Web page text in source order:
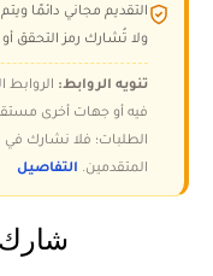
التقديم مجاني دائمًا
ولا تُشارك رمز التحقق
تنويه الروابط: الروابط
فيه أو جهات أخرى
الطلبات؛ فلا نشارك في
المتقدمين. التفاصيل
شارك